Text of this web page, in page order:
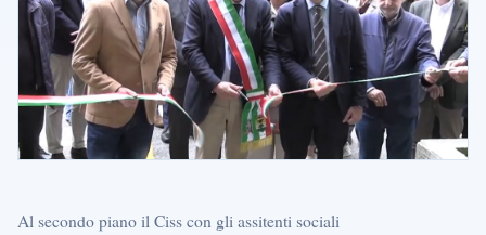
Al secondo piano il Ciss con gli assitenti sociali